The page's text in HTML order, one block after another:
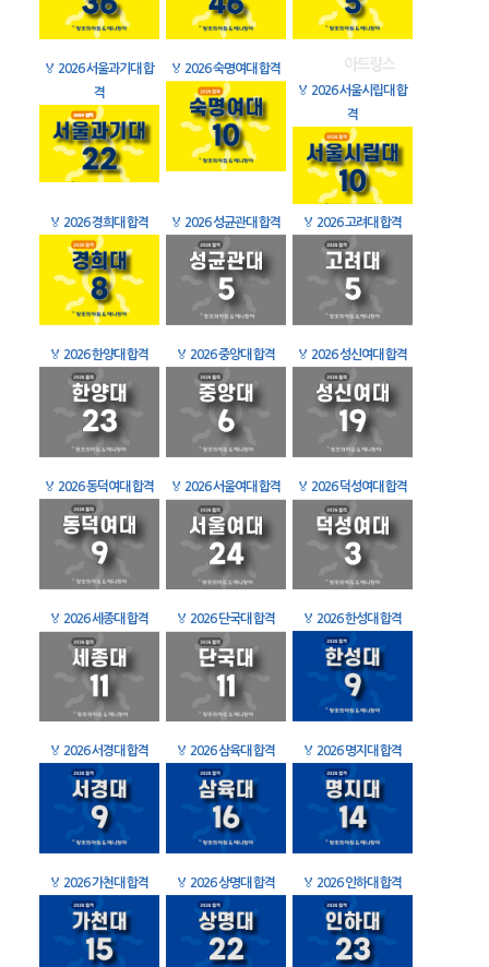
🏅 2026 서울과기대 합
격
🏅 2026 숙명여대 합격
🏅 2026 서울시립대 합
격
🏅 2026 경희대 합격 🏅 2026 성균관대 합격 🏅 2026 고려대 합격
🏅 2026 한양대 합격 🏅 2026 중앙대 합격 🏅 2026 성신여대 합격
🏅 2026 동덕여대 합격 🏅 2026 서울여대 합격 🏅 2026 덕성여대 합격
🏅 2026 세종대 합격 🏅 2026 단국대 합격 🏅 2026 한성대 합격
🏅 2026 서경대 합격 🏅 2026 삼육대 합격 🏅 2026 명지대 합격
🏅 2026 가천대 합격 🏅 2026 상명대 합격 🏅 2026 인하대 합격